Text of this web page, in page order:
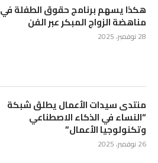
هكذا يسهم برنامج حقوق الطفلة في
مناهضة الزواج المبكر عبر الفن
28 نوفمبر، 2025
منتدى سيدات الأعمال يطلق شبكة
“النساء في الذكاء الاصطناعي
وتكنولوجيا الأعمال”
26 نوفمبر، 2025